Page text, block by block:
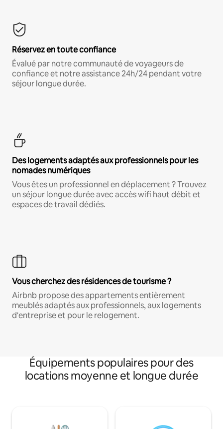
Réservez en toute confiance
Évalué par notre communauté de voyageurs de
confiance et notre assistance 24h/24 pendant votre
séjour longue durée.
Des logements adaptés aux professionnels pour les
nomades numériques
Vous êtes un professionnel en déplacement ? Trouvez
un séjour longue durée avec accès wifi haut débit et
espaces de travail dédiés.
Vous cherchez des résidences de tourisme ?
Airbnb propose des appartements entièrement
meublés adaptés aux professionnels, aux logements
d'entreprise et pour le relogement.
Équipements populaires pour des
locations moyenne et longue durée